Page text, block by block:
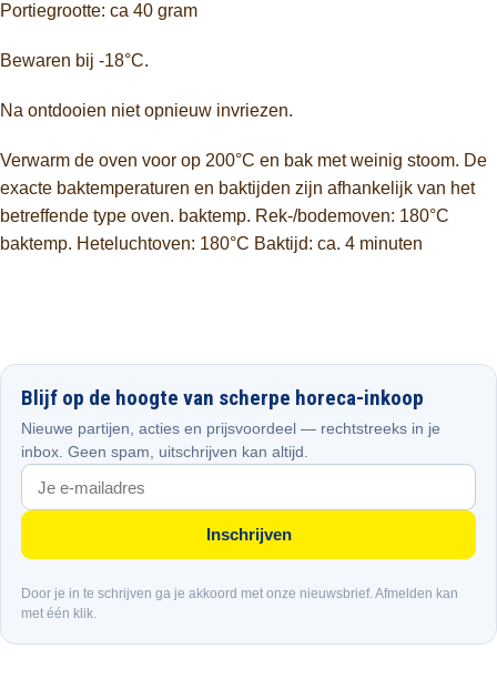
Portiegrootte: ca 40 gram
Bewaren bij -18°C.
Na ontdooien niet opnieuw invriezen.
Verwarm de oven voor op 200°C en bak met weinig stoom. De
exacte baktemperaturen en baktijden zijn afhankelijk van het
betreffende type oven. baktemp. Rek-/bodemoven: 180°C
baktemp. Heteluchtoven: 180°C Baktijd: ca. 4 minuten
Blijf op de hoogte van scherpe horeca-inkoop
Nieuwe partijen, acties en prijsvoordeel — rechtstreeks in je
inbox. Geen spam, uitschrijven kan altijd.
Inschrijven
Door je in te schrijven ga je akkoord met onze nieuwsbrief. Afmelden kan
met één klik.